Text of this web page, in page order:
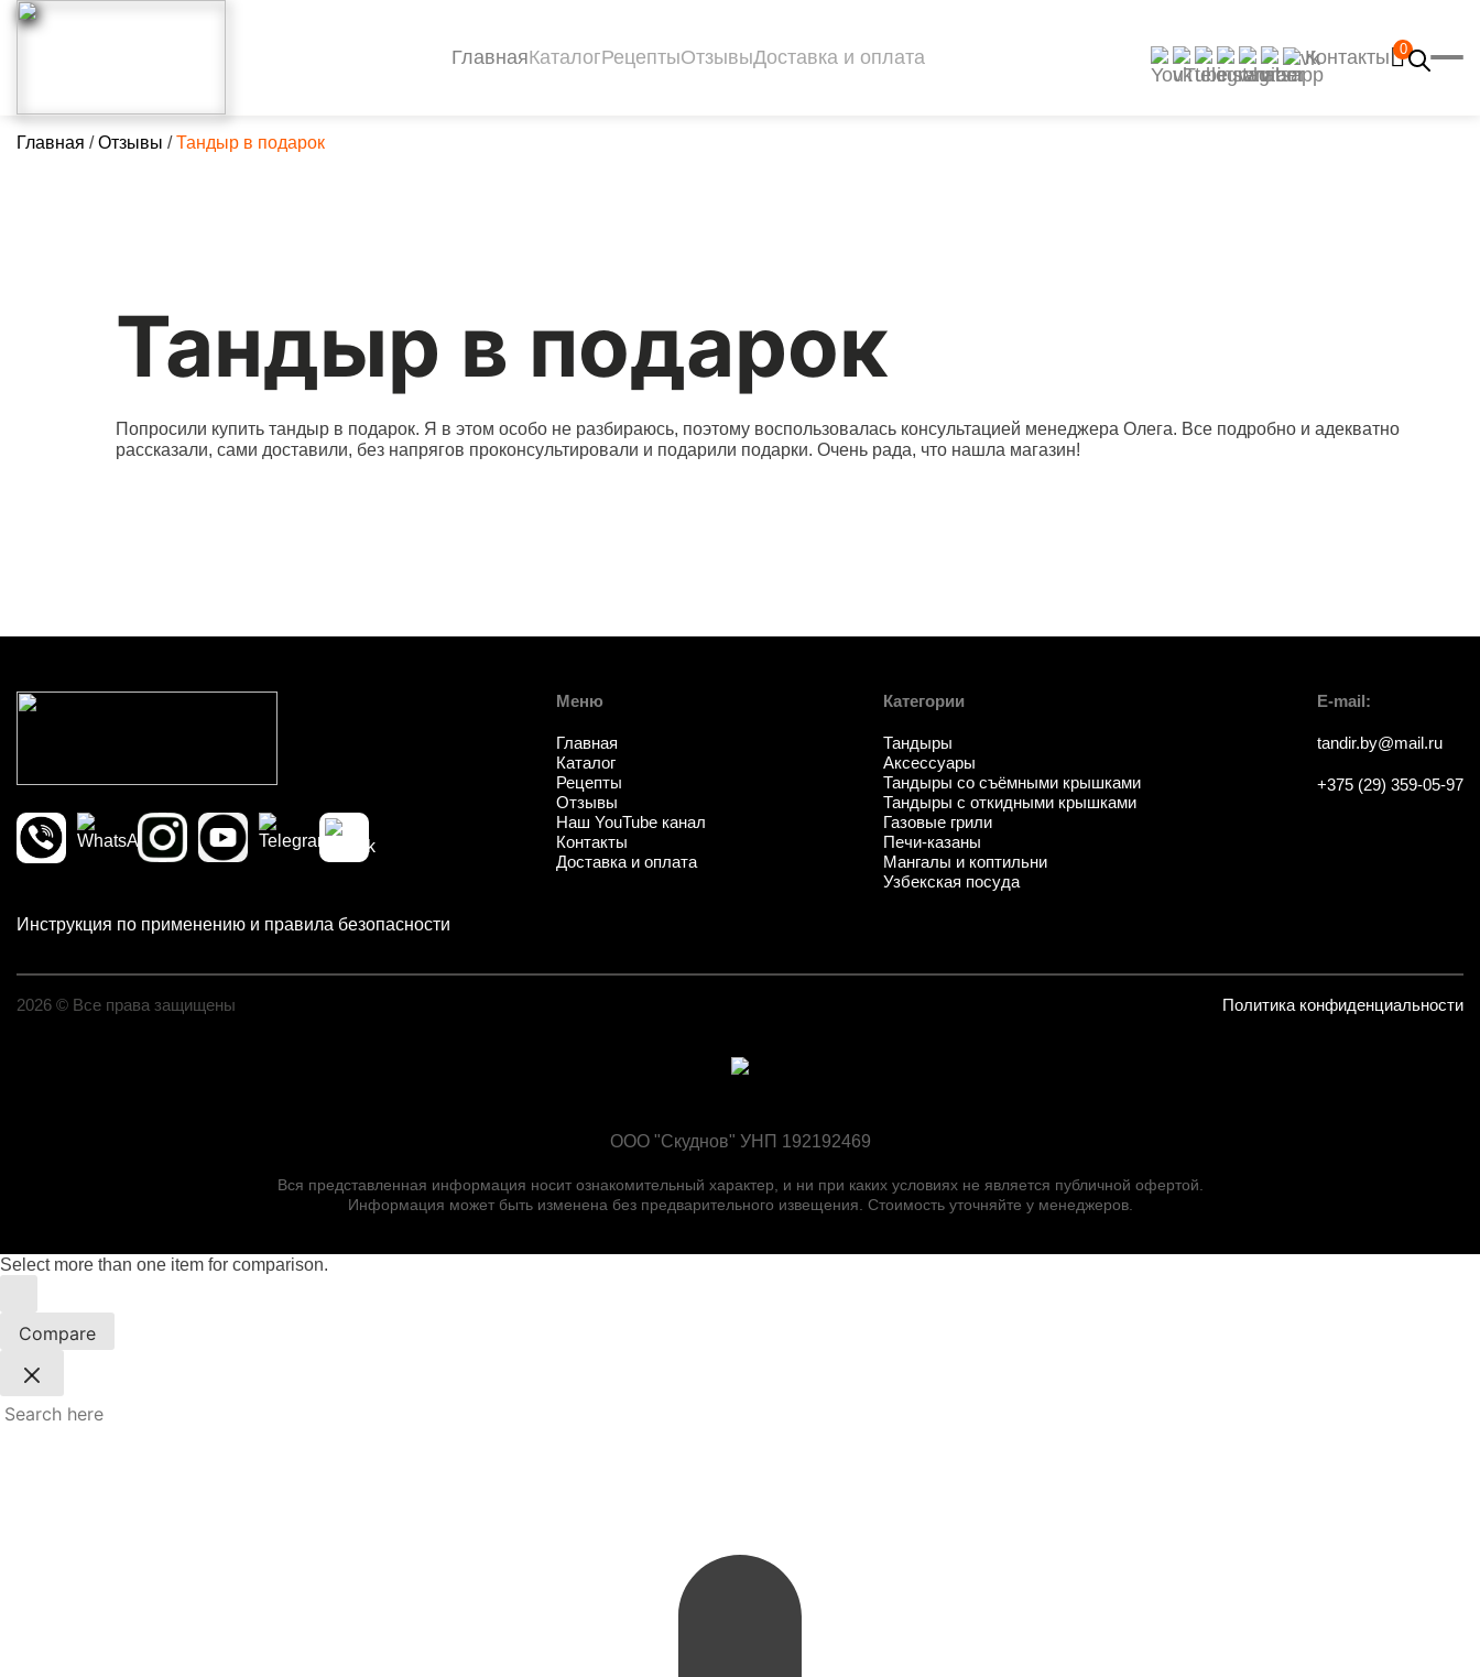
ГлавнаяКаталогРецептыОтзывыДоставка и оплата Контакты 0
Главная /Отзывы /Тандыр в подарок
Тандыр в подарок
Попросили купить тандыр в подарок. Я в этом особо не разбираюсь, поэтому воспользовалась консультацией менеджера Олега. Все подробно и адекватно
рассказали, сами доставили, без напрягов проконсультировали и подарили подарки. Очень рада, что нашла магазин!
Меню
Главная
Каталог
Рецепты
Отзывы
Наш YouTube канал
Контакты
Доставка и оплата
Категории
Тандыры
Аксессуары
Тандыры со съёмными крышками
Тандыры с откидными крышками
Газовые грили
Печи-казаны
Мангалы и коптильни
Узбекская посуда
E-mail:
tandir.by@mail.ru
+375 (29) 359-05-97
Инструкция по применению и правила безопасности
2026 © Все права защищены Политика конфиденциальности
ООО "Скуднов" УНП 192192469
Вся представленная информация носит ознакомительный характер, и ни при каких условиях не является публичной офертой.
Информация может быть изменена без предварительного извещения. Стоимость уточняйте у менеджеров.
Select more than one item for comparison.
Compare